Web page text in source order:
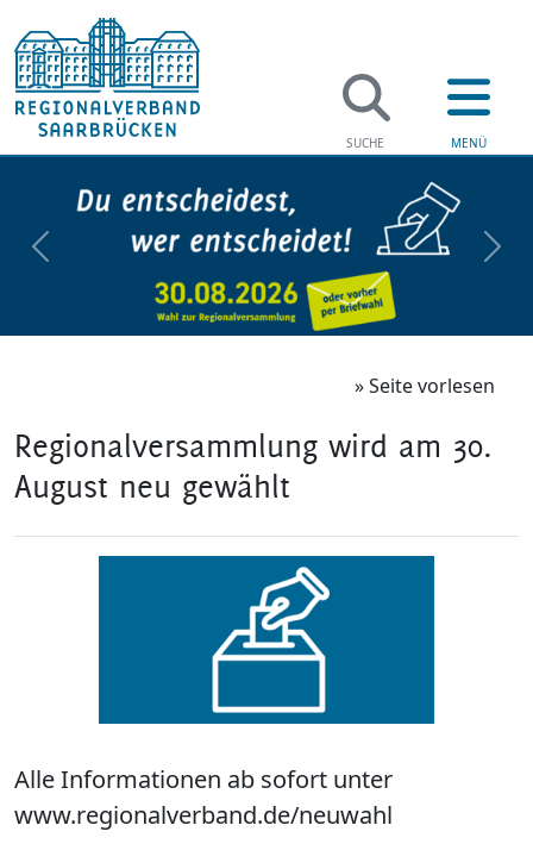
zurück
» Seite vorlesen
Regionalversammlung wird am 30.
August neu gewählt
Alle Informationen ab sofort unter
www.regionalverband.de/neuwahl